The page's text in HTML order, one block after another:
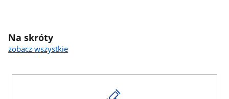
Na skróty
zobacz wszystkie